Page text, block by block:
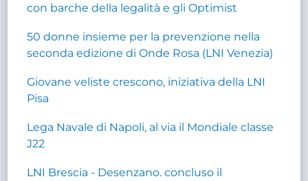
con barche della legalità e gli Optimist
50 donne insieme per la prevenzione nella
seconda edizione di Onde Rosa (LNI Venezia)
Giovane veliste crescono, iniziativa della LNI
Pisa
Lega Navale di Napoli, al via il Mondiale classe
J22
LNI Brescia - Desenzano. concluso il